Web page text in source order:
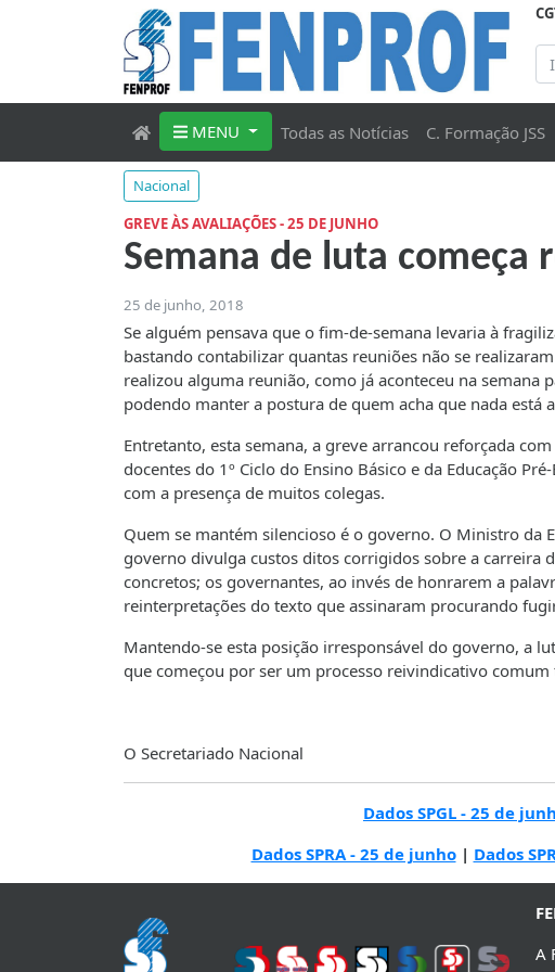
MENU Todas as Notícias C. Formação JSS
Nacional
GREVE ÀS AVALIAÇÕES - 25 DE JUNHO
Semana de luta começa
25 de junho, 2018
Se alguém pensava que o fim-de-semana levaria à
bastando contabilizar quantas reuniões não se
realizou alguma reunião, como já aconteceu na
podendo manter a postura de quem acha que nada está
Entretanto, esta semana, a greve arrancou reforçada
docentes do 1º Ciclo do Ensino Básico e da Educação
com a presença de muitos colegas.
Quem se mantém silencioso é o governo. O Ministro da
governo divulga custos ditos corrigidos sobre a carreira
concretos; os governantes, ao invés de honrarem a
reinterpretações do texto que assinaram procurando
Mantendo-se esta posição irresponsável do governo, a
que começou por ser um processo reivindicativo
O Secretariado Nacional
Dados SPGL - 25 de
Dados SPRA - 25 de junho| Dados
A